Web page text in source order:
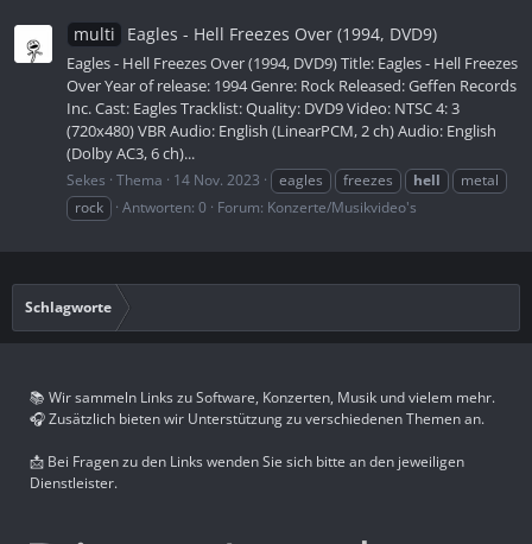
multi Eagles - Hell Freezes Over (1994, DVD9)
Eagles - Hell Freezes Over (1994, DVD9) Title: Eagles - Hell Freezes
Over Year of release: 1994 Genre: Rock Released: Geffen Records
Inc. Cast: Eagles Tracklist: Quality: DVD9 Video: NTSC 4: 3
(720x480) VBR Audio: English (LinearPCM, 2 ch) Audio: English
(Dolby AC3, 6 ch)...
Sekes Thema 14 Nov. 2023 eagles freezes hell
metal
rock
Antworten: 0 Forum: Konzerte/Musikvideo's
Schlagworte
📚 Wir sammeln Links zu Software, Konzerten, Musik und vielem mehr.
🎧 Zusätzlich bieten wir Unterstützung zu verschiedenen Themen an.
📩 Bei Fragen zu den Links wenden Sie sich bitte an den jeweiligen
Dienstleister.